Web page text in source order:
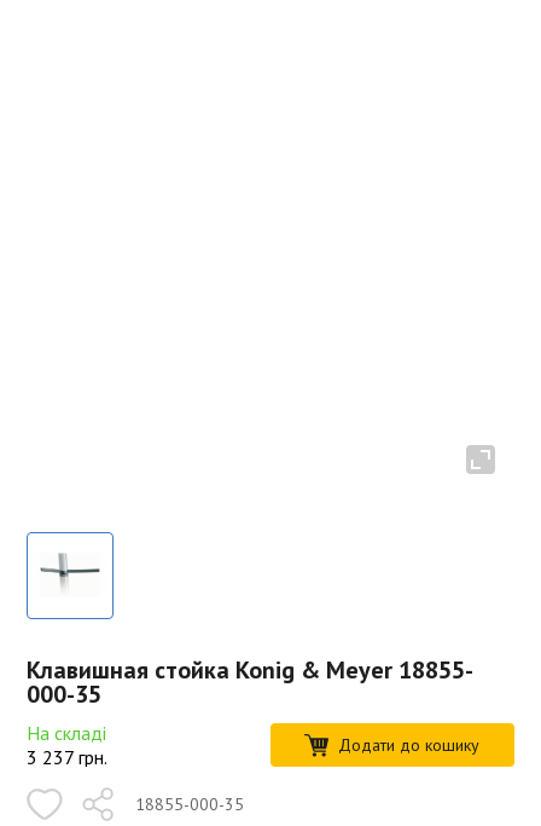
Клавишная стойка Konig & Meyer 18855-
000-35
На складі
3 237 грн. Додати до кошику
18855-000-35